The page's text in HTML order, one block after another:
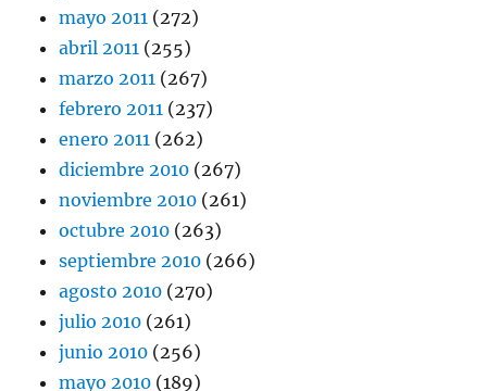
mayo 2011 (272)
abril 2011 (255)
marzo 2011 (267)
febrero 2011 (237)
enero 2011 (262)
diciembre 2010 (267)
noviembre 2010 (261)
octubre 2010 (263)
septiembre 2010 (266)
agosto 2010 (270)
julio 2010 (261)
junio 2010 (256)
mayo 2010 (189)